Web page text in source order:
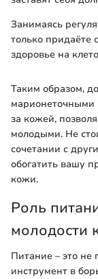
Занимаясь
только придаёте
здоровье на
Таким образом,
марионеточными
за кожей,
молодыми. Не
сочетании с
обогатить вашу
кожи.
Роль
молодости
Питание – это
инструмент в